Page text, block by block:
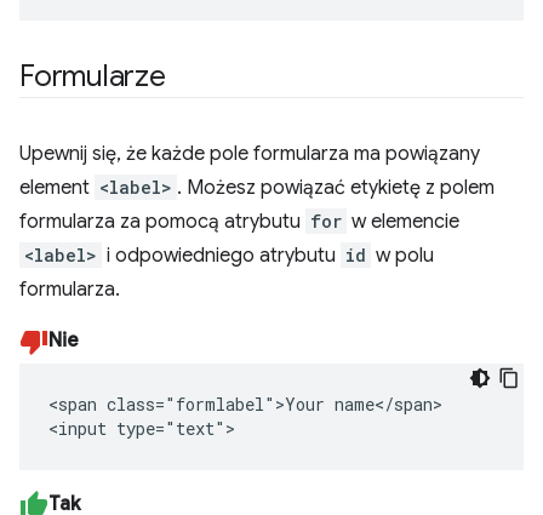
Formularze
Upewnij się, że każde pole formularza ma powiązany
element <label> . Możesz powiązać etykietę z polem
formularza za pomocą atrybutu for w elemencie
<label> i odpowiedniego atrybutu id w polu
formularza.
Nie
<span class="formlabel">Your name</span>
<input type="text">
Tak